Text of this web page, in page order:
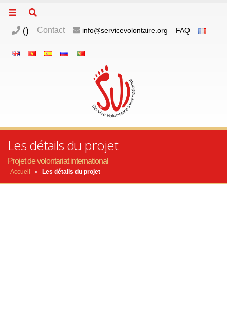
() Contact info@servicevolontaire.org FAQ
Les détails du projet
Projet de volontariat international
Accueil » Les détails du projet